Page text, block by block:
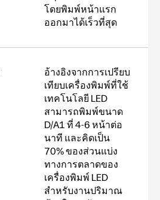
โดยพิมพ์หน้าแรก
ออกมาได้เร็วที่สุด
อ้างอิงจากการเปรียบ
เทียบเครื่องพิมพ์ที่ใช้
เทคโนโลยี LED
สามารถพิมพ์ขนาด
D/A1 ที่ 4-6 หน้าต่อ
นาที และคิดเป็น
70% ของส่วนแบ่ง
ทางการตลาดของ
เครื่องพิมพ์ LED
สำหรับงานปริมาณ